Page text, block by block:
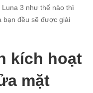
3 như thế nào thì
bạn đều sẽ được giải
kích hoạt
mặt